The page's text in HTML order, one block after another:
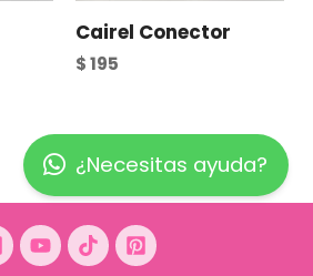
Cairel Conector
$195
¿Necesitas ayuda?